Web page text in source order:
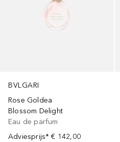
BVLGARI
Rose Goldea
Blossom Delight
Eau de parfum
Adviesprijs* € 142,00